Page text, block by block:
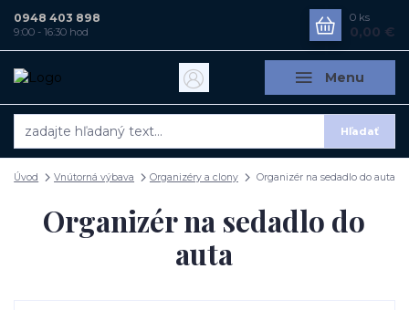
Menu
Hľadať
0948 403 898
9:00 - 16:30 hod
0 ks
0,00 €
Úvod Vnútorná výbava Organizéry a clony Organizér na sedadlo do auta
Organizér na sedadlo do
auta